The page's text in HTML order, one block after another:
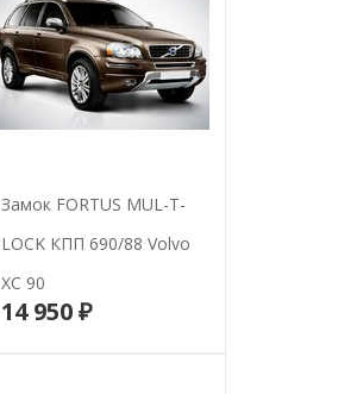
Замок FORTUS MUL-T-
LOCK КПП 690/88 Volvo
ХС 90
14 950 ₽В корзину